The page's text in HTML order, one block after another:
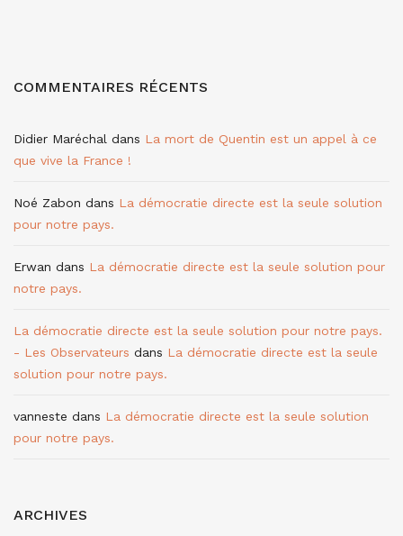
COMMENTAIRES RÉCENTS
Didier Maréchal dans La mort de Quentin est un appel à ce
que vive la France !
Noé Zabon dans La démocratie directe est la seule solution
pour notre pays.
Erwan dans La démocratie directe est la seule solution pour
notre pays.
La démocratie directe est la seule solution pour notre pays.
- Les Observateurs dans La démocratie directe est la seule
solution pour notre pays.
vanneste dans La démocratie directe est la seule solution
pour notre pays.
ARCHIVES